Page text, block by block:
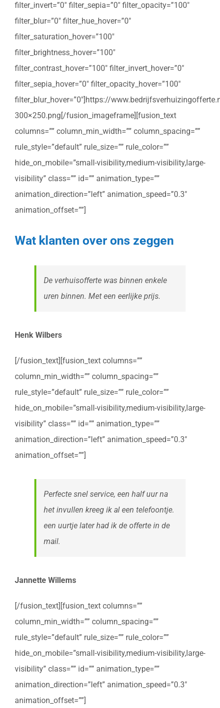
filter_invert=”0″ filter_sepia=”0″ filter_opacity=”100″
filter_blur=”0″ filter_hue_hover=”0″
filter_saturation_hover=”100″
filter_brightness_hover=”100″
filter_contrast_hover=”100″ filter_invert_hover=”0″
filter_sepia_hover=”0″ filter_opacity_hover=”100″
filter_blur_hover=”0″]https://
300×250.png[/fusion_imageframe][fusion_text
columns=”” column_min_width=”” column_spacing=””
rule_style=”default” rule_size=”” rule_color=””
hide_on_mobile=”small-visibility,medium-visibility,large-
visibility” class=”” id=”” animation_type=””
animation_direction=”left” animation_speed=”0.3″
animation_offset=””]
Wat klanten over ons zeggen
De verhuisofferte was binnen enkele
uren binnen. Met een eerlijke prijs.
Henk Wilbers
[/fusion_text][fusion_text columns=””
column_min_width=”” column_spacing=””
rule_style=”default” rule_size=”” rule_color=””
hide_on_mobile=”small-visibility,medium-visibility,large-
visibility” class=”” id=”” animation_type=””
animation_direction=”left” animation_speed=”0.3″
animation_offset=””]
Perfecte snel service, een half uur na
het invullen kreeg ik al een telefoontje.
een uurtje later had ik de offerte in de
mail.
Jannette Willems
[/fusion_text][fusion_text columns=””
column_min_width=”” column_spacing=””
rule_style=”default” rule_size=”” rule_color=””
hide_on_mobile=”small-visibility,medium-visibility,large-
visibility” class=”” id=”” animation_type=””
animation_direction=”left” animation_speed=”0.3″
animation_offset=””]